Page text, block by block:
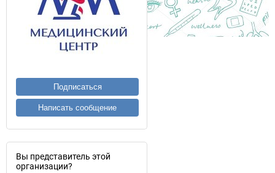
Подписаться
Написать сообщение
Вы представитель этой
организации?